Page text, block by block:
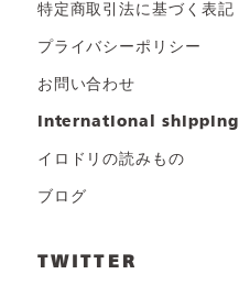
特定商取引法に基づく表記
プライバシーポリシー
お問い合わせ
international shipping
イロドリの読みもの
ブログ
TWITTER